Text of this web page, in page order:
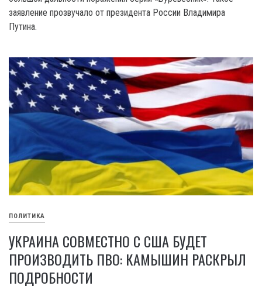
заявление прозвучало от президента России Владимира
Путина.
ПОЛИТИКА
УКРАИНА СОВМЕСТНО С США БУДЕТ
ПРОИЗВОДИТЬ ПВО: КАМЫШИН РАСКРЫЛ
ПОДРОБНОСТИ